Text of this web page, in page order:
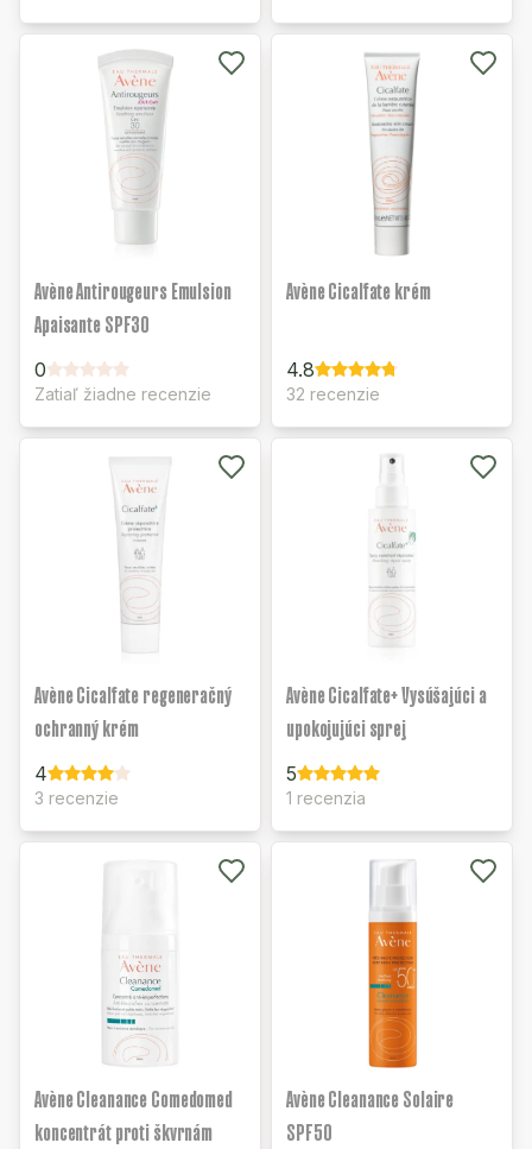
Avène Antirougeurs Emulsion
Apaisante SPF30
0
Zatiaľ žiadne recenzie
Avène Cicalfate krém
4.8
32 recenzie
Avène Cicalfate regeneračný
ochranný krém
4
3 recenzie
Avène Cicalfate+ Vysúšajúci a
upokojujúci sprej
5
1 recenzia
Avène Cleanance Comedomed
koncentrát proti škvrnám
Avène Cleanance Solaire
SPF50